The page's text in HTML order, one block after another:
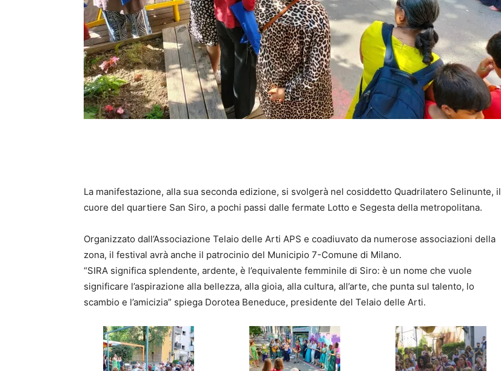
La manifestazione, alla sua seconda edizione, si svolgerà nel cosiddetto Quadrilatero Selinunte, il
cuore del quartiere San Siro, a pochi passi dalle fermate Lotto e Segesta della metropolitana.
Organizzato dall’Associazione Telaio delle Arti APS e coadiuvato da numerose associazioni della
zona, il festival avrà anche il patrocinio del Municipio 7-Comune di Milano.
“SIRA significa splendente, ardente, è l’equivalente femminile di Siro: è un nome che vuole
significare l’aspirazione alla bellezza, alla gioia, alla cultura, all’arte, che punta sul talento, lo
scambio e l’amicizia” spiega Dorotea Beneduce, presidente del Telaio delle Arti.